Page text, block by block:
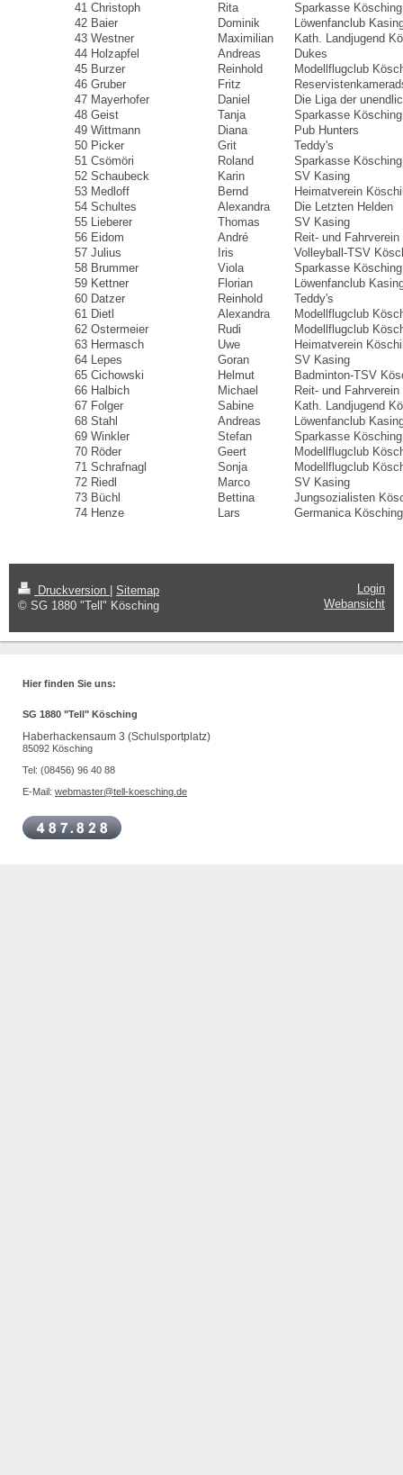
41 Christoph Rita
Sparkasse Kösching
42 Baier Dominik
Löwenfanclub
43 Westner Maximilian
Kath. Landjugend
44 Holzapfel Andreas
Dukes
45 Burzer Reinhold
Modellflugclub
46 Gruber Fritz
47 Mayerhofer Daniel
Die Liga der
48 Geist Tanja
Sparkasse Kösching
49 Wittmann Diana
Pub Hunters
50 Picker Grit
Teddy's
51 Csömöri Roland
Sparkasse Kösching
52 Schaubeck Karin
SV Kasing
53 Medloff Bernd
Heimatverein
54 Schultes Alexandra
Die Letzten Helden
55
Lieberer Thomas
SV Kasing
56 Eidom André
Reit- und
57 Julius Iris
Volleyball-TSV
58 Brummer Viola
Sparkasse Kösching
59 Kettner Florian
Löwenfanclub
60 Datzer Reinhold
Teddy's
61
Dietl Alexandra
Modellflugclub
62 Ostermeier Rudi
Modellflugclub
63 Hermasch Uwe
Heimatverein
64
Lepes Goran
SV Kasing
65 Cichowski Helmut
Badminton-TSV
66 Halbich Michael
Reit- und
67 Folger Sabine
Kath. Landjugend
68 Stahl Andreas
Löwenfanclub
69 Winkler Stefan
Sparkasse Kösching
70 Röder Geert
Modellflugclub
71 Schrafnagl Sonja
Modellflugclub
72 Riedl Marco
SV Kasing
73 Büchl Bettina
Jungsozialisten
74 Henze Lars Germanica Kösching
Druckversion
Sitemap
© SG 1880 "Tell" Kösching
Login
Webansicht
Hier finden Sie uns:
SG 1880 "Tell" Kösching
Haberhackensaum 3 (Schulsportplatz)
85092 Kösching
Tel: (08456) 96 40 88
E-Mail: webmaster@tell-koesching.de